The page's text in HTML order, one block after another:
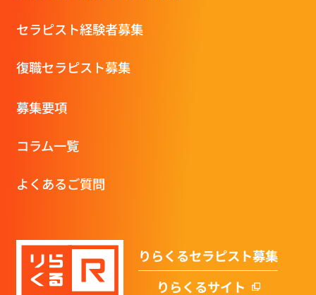
セラピスト経験者募集
復職セラピスト募集
募集要項
コラム一覧
よくあるご質問
りらくるセラピスト募集
りらくるサイト